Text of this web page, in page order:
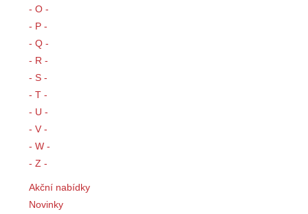
- O -
- P -
- Q -
- R -
- S -
- T -
- U -
- V -
- W -
- Z -
Akční nabídky
Novinky